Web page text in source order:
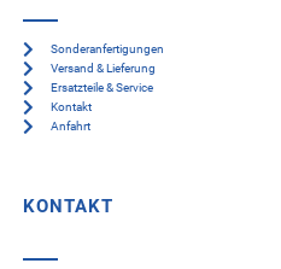
Sonderanfertigungen
Versand & Lieferung
Ersatzteile & Service
Kontakt
Anfahrt
KONTAKT